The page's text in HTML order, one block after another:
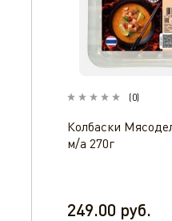
(0)
Колбаски
м/а 270г
249.00 руб.